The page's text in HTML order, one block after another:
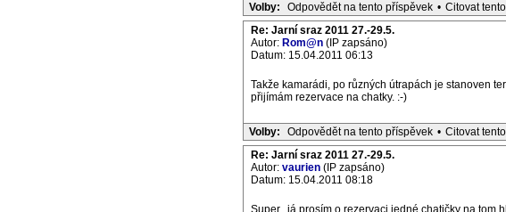
Volby: Odpovědět na tento příspěvek • Citovat
Re: Jarní sraz 2011 27.-29.5.
Autor: Rom@n (IP zapsáno)
Datum: 15.04.2011 06:13
Takže kamarádi, po různých útrapách je stanoven
přijímám rezervace na chatky. :-)
Volby: Odpovědět na tento příspěvek • Citovat
Re: Jarní sraz 2011 27.-29.5.
Autor: vaurien (IP zapsáno)
Datum: 15.04.2011 08:18
Super...já prosím o rezervaci jedné chatičky na tom